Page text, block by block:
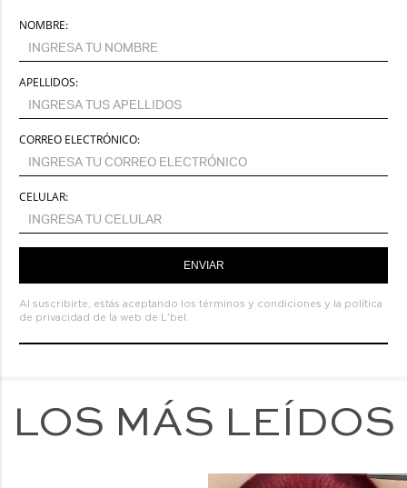
NOMBRE:
APELLIDOS:
CORREO ELECTRÓNICO:
CELULAR:
ENVIAR
Al suscribirte, estás aceptando los términos y condiciones y la política
de privacidad de la web de L'bel.
LOS MÁS LEÍDOS